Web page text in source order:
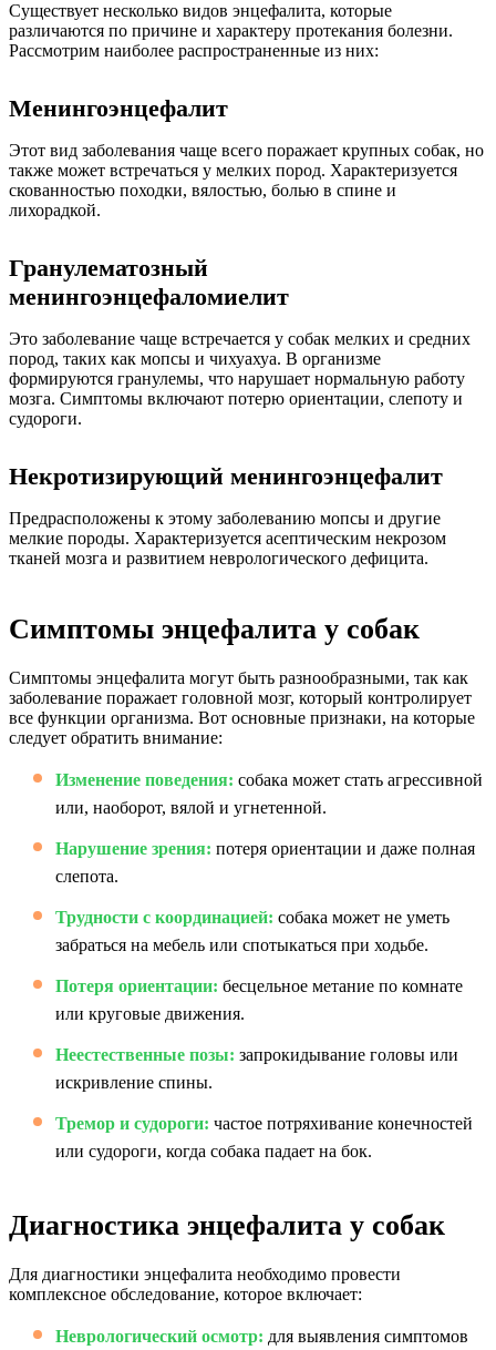
Существует несколько видов энцефалита, которые
различаются по причине и характеру протекания болезни.
Рассмотрим наиболее распространенные из них:
Менингоэнцефалит
Этот вид заболевания чаще всего поражает крупных собак, но
также может встречаться у мелких пород. Характеризуется
скованностью походки, вялостью, болью в спине и
лихорадкой.
Гранулематозный
менингоэнцефаломиелит
Это заболевание чаще встречается у собак мелких и средних
пород, таких как мопсы и чихуахуа. В организме
формируются гранулемы, что нарушает нормальную работу
мозга. Симптомы включают потерю ориентации, слепоту и
судороги.
Некротизирующий менингоэнцефалит
Предрасположены к этому заболеванию мопсы и другие
мелкие породы. Характеризуется асептическим некрозом
тканей мозга и развитием неврологического дефицита.
Симптомы энцефалита у собак
Симптомы энцефалита могут быть разнообразными, так как
заболевание поражает головной мозг, который контролирует
все функции организма. Вот основные признаки, на которые
следует обратить внимание:
Изменение поведения: собака может стать агрессивной
или, наоборот, вялой и угнетенной.
Нарушение зрения: потеря ориентации и даже полная
слепота.
Трудности с координацией: собака может не уметь
забраться на мебель или спотыкаться при ходьбе.
Потеря ориентации: бесцельное метание по комнате
или круговые движения.
Неестественные позы: запрокидывание головы или
искривление спины.
Тремор и судороги: частое потряхивание конечностей
или судороги, когда собака падает на бок.
Диагностика энцефалита у собак
Для диагностики энцефалита необходимо провести
комплексное обследование, которое включает:
Неврологический осмотр: для выявления симптомов